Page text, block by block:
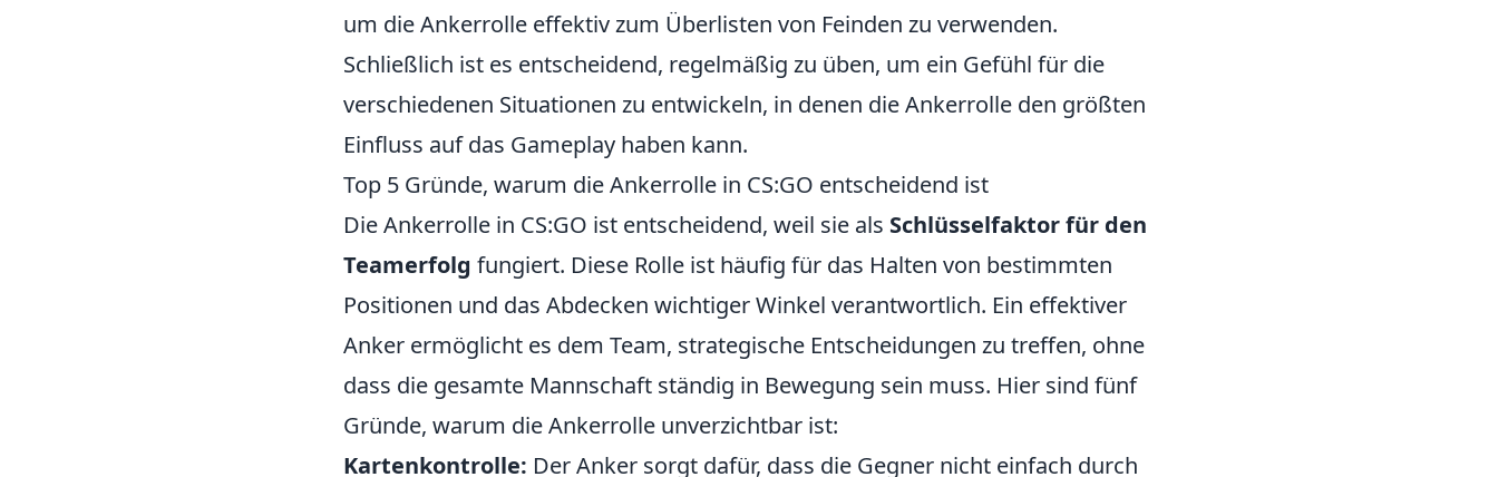
um die Ankerrolle effektiv zum Überlisten von Feinden zu verwenden.
Schließlich ist es entscheidend, regelmäßig zu üben, um ein Gefühl für die
verschiedenen Situationen zu entwickeln, in denen die Ankerrolle den größten
Einfluss auf das Gameplay haben kann.
Top 5 Gründe, warum die Ankerrolle in CS:GO entscheidend ist
Die Ankerrolle in CS:GO ist entscheidend, weil sie als Schlüsselfaktor für den
Teamerfolg fungiert. Diese Rolle ist häufig für das Halten von bestimmten
Positionen und das Abdecken wichtiger Winkel verantwortlich. Ein effektiver
Anker ermöglicht es dem Team, strategische Entscheidungen zu treffen, ohne
dass die gesamte Mannschaft ständig in Bewegung sein muss. Hier sind fünf
Gründe, warum die Ankerrolle unverzichtbar ist:
Kartenkontrolle: Der Anker sorgt dafür, dass die Gegner nicht einfach durch